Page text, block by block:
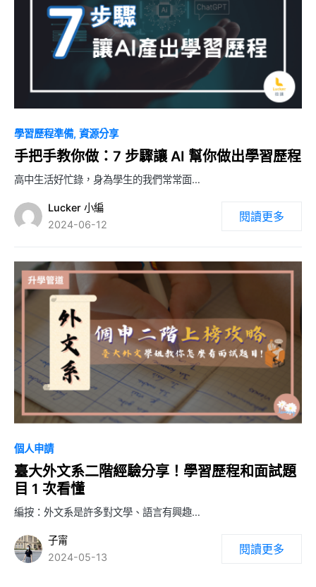
學習歷程準備 資源分享
手把手教你做：7 步驟讓 AI 幫你做出學習歷程
高中生活好忙錄，身為學生的我們常常面…
Lucker 小編
2024-06-12
閱讀更多
個人申請
臺大外文系二階經驗分享！學習歷程和面試題
目 1 次看懂
編按：外文系是許多對文學、語言有興趣…
子甯
2024-05-13
閱讀更多